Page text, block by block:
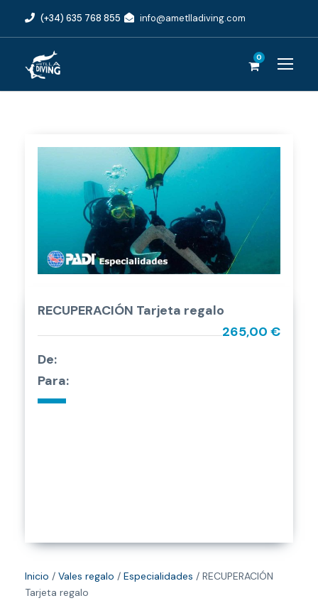
(+34) 635 768 855 info@ametlladiving.com
0
RECUPERACIÓN Tarjeta regalo
265,00 €
De:
Para:
Inicio / Vales regalo / Especialidades / RECUPERACIÓN
Tarjeta regalo